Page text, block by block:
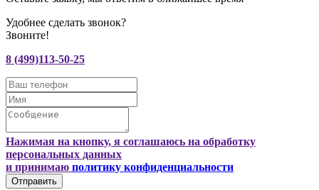
Удобнее сделать звонок?
Звоните!
8 (499)113-50-25
Нажимая на кнопку, я соглашаюсь на обработку
персональных данных
и принимаю политику конфиденциальности
Отправить